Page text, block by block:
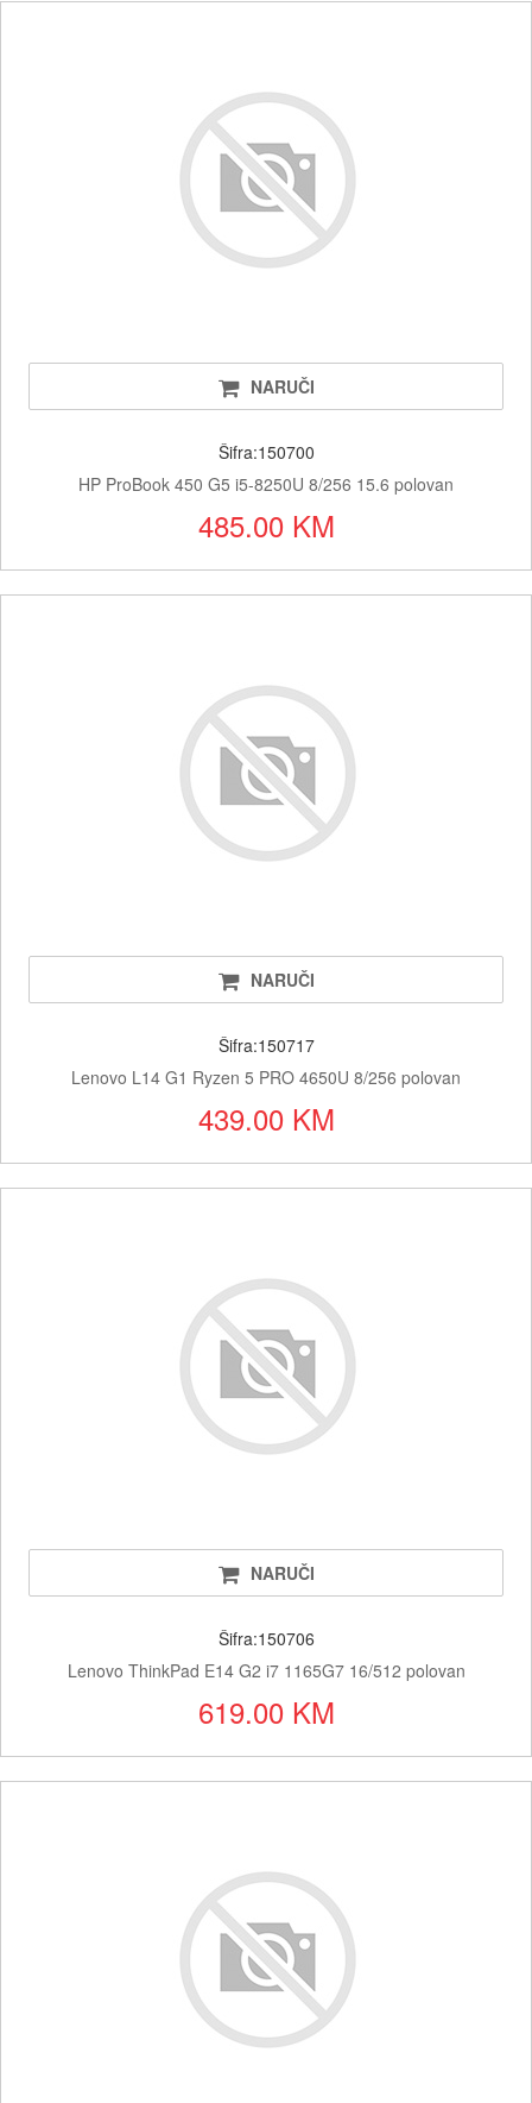
NARUČI
Šifra:150700
HP ProBook 450 G5 i5-8250U 8/256 15.6 polovan
485.00 KM
NARUČI
Šifra:150717
Lenovo L14 G1 Ryzen 5 PRO 4650U 8/256 polovan
439.00 KM
NARUČI
Šifra:150706
Lenovo ThinkPad E14 G2 i7 1165G7 16/512 polovan
619.00 KM